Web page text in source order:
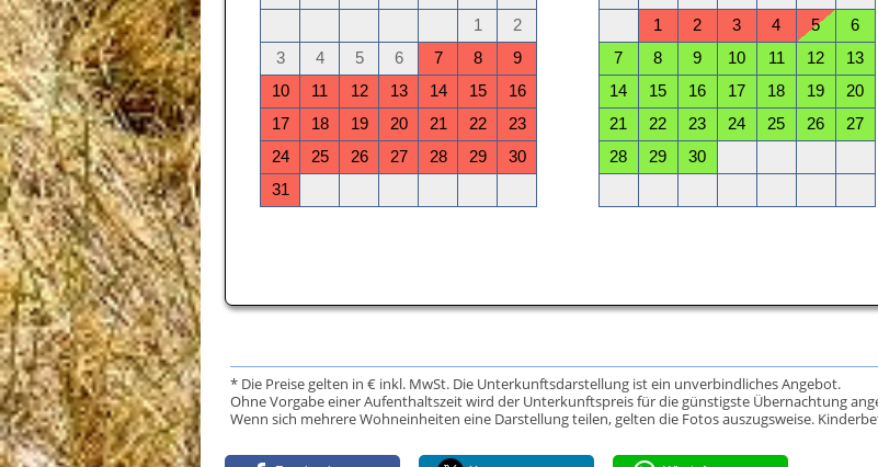
* Die Preise gelten in € inkl. MwSt. Die Unterkunftsdarstellung ist ein unverbindliches Angebot.
Ohne Vorgabe einer Aufenthaltszeit wird der Unterkunftspreis für die günstigste Übernachtung
Wenn sich mehrere Wohneinheiten eine Darstellung teilen, gelten die Fotos auszugsweise.